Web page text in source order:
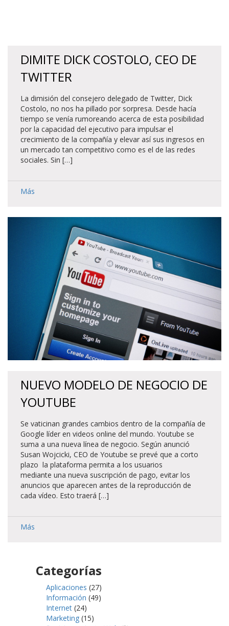
DIMITE DICK COSTOLO, CEO DE
TWITTER
La dimisión del consejero delegado de Twitter, Dick
Costolo, no nos ha pillado por sorpresa. Desde hacía
tiempo se venía rumoreando acerca de esta posibilidad
por la capacidad del ejecutivo para impulsar el
crecimiento de la compañía y elevar así sus ingresos en
un mercado tan competitivo como es el de las redes
sociales. Sin […]
Más
NUEVO MODELO DE NEGOCIO DE
YOUTUBE
Se vaticinan grandes cambios dentro de la compañía de
Google líder en videos online del mundo. Youtube se
suma a una nueva línea de negocio. Según anunció
Susan Wojcicki, CEO de Youtube se prevé que a corto
plazo la plataforma permita a los usuarios
mediante una nueva suscripción de pago, evitar los
anuncios que aparecen antes de la reproducción de
cada vídeo. Esto traerá […]
Más
Categorías
Aplicaciones (27)
Información (49)
Internet (24)
Marketing (15)